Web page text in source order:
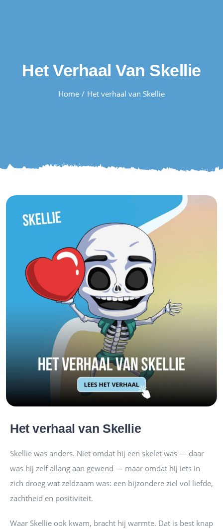
Het Verhaal Van Skellie
Home Het verhaal van Skellie
Het verhaal van Skellie
Skellie was anders. Niet omdat hij een skelet was — daar
was hij zelf allang aan gewend — maar omdat hij iets in
zich droeg wat zeldzaam was: een bijzondere ziel vol liefde,
zachtheid en positiviteit.
Waar Skellie ook kwam, bracht hij warmte. Dat is best knap